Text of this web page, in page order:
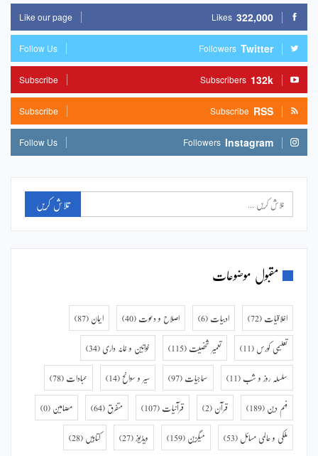
322,000
Likes
Like our page
Twitter
Followers
Follow Us
132k
Subscribers
Subscribe
RSS
Subscribe
Subscribe
Instagram
Followers
Follow Us
مقبول موضوعات
اخلاقیات (72) ادبیات (6) اصلاح و دعوت (40) ایمان (87)
تعلیمی کورس (11) تعمیر شخصیت (115) خواتین و خانہ داری (34)
سلسلہ روز و شب (11) سماجیات (97) سیر و سوانح (14) عبادات (78)
فہم دین (189) قرآن (2) قرآنیات (107) متفرق (64) مضامین (0)
ملکی و عالمی مسائل (53) میگزین (159) ویڈیوز (27) کتابیں (28)